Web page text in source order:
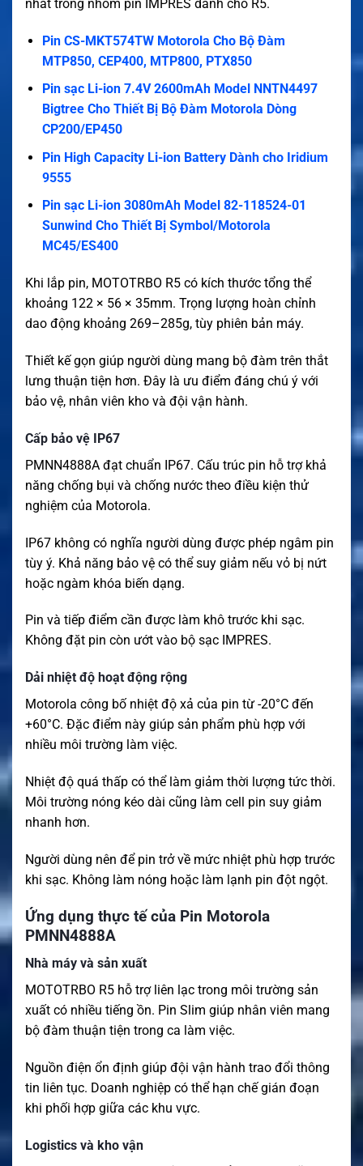
nhất trong nhóm pin IMPRES dành cho R5.
Pin CS-MKT574TW Motorola Cho Bộ Đàm
MTP850, CEP400, MTP800, PTX850
Pin sạc Li-ion 7.4V 2600mAh Model NNTN4497
Bigtree Cho Thiết Bị Bộ Đàm Motorola Dòng
CP200/EP450
Pin High Capacity Li-ion Battery Dành cho Iridium
9555
Pin sạc Li-ion 3080mAh Model 82-118524-01
Sunwind Cho Thiết Bị Symbol/Motorola
MC45/ES400
Khi lắp pin, MOTOTRBO R5 có kích thước tổng thể
khoảng 122 × 56 × 35mm. Trọng lượng hoàn chỉnh
dao động khoảng 269–285g, tùy phiên bản máy.
Thiết kế gọn giúp người dùng mang bộ đàm trên thắt
lưng thuận tiện hơn. Đây là ưu điểm đáng chú ý với
bảo vệ, nhân viên kho và đội vận hành.
Cấp bảo vệ IP67
PMNN4888A đạt chuẩn IP67. Cấu trúc pin hỗ trợ khả
năng chống bụi và chống nước theo điều kiện thử
nghiệm của Motorola.
IP67 không có nghĩa người dùng được phép ngâm pin
tùy ý. Khả năng bảo vệ có thể suy giảm nếu vỏ bị nứt
hoặc ngàm khóa biến dạng.
Pin và tiếp điểm cần được làm khô trước khi sạc.
Không đặt pin còn ướt vào bộ sạc IMPRES.
Dải nhiệt độ hoạt động rộng
Motorola công bố nhiệt độ xả của pin từ -20°C đến
+60°C. Đặc điểm này giúp sản phẩm phù hợp với
nhiều môi trường làm việc.
Nhiệt độ quá thấp có thể làm giảm thời lượng tức thời.
Môi trường nóng kéo dài cũng làm cell pin suy giảm
nhanh hơn.
Người dùng nên để pin trở về mức nhiệt phù hợp trước
khi sạc. Không làm nóng hoặc làm lạnh pin đột ngột.
Ứng dụng thực tế của Pin Motorola
PMNN4888A
Nhà máy và sản xuất
MOTOTRBO R5 hỗ trợ liên lạc trong môi trường sản
xuất có nhiều tiếng ồn. Pin Slim giúp nhân viên mang
bộ đàm thuận tiện trong ca làm việc.
Nguồn điện ổn định giúp đội vận hành trao đổi thông
tin liên tục. Doanh nghiệp có thể hạn chế gián đoạn
khi phối hợp giữa các khu vực.
Logistics và kho vận